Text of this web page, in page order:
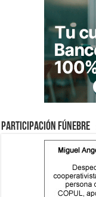
Participación fúnebre